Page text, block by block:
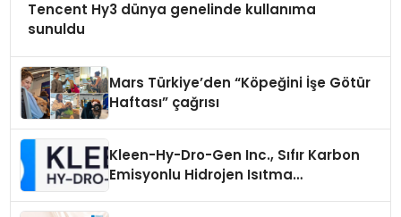
Tencent Hy3 dünya genelinde kullanıma
sunuldu
Mars Türkiye’den “Köpeğini İşe Götür
Haftası” çağrısı
Kleen-Hy-Dro-Gen Inc., Sıfır Karbon
Emisyonlu Hidrojen Isıtma